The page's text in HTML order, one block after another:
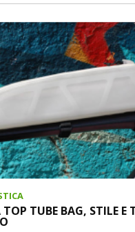
TUBE BAG, STILE E